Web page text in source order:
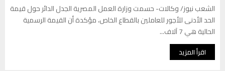
الشعب نيوز/ وكالات- حسمت وزارة العمل المصرية الجدل الدائر حول قيمة
الحد الأدنى للأجور للعاملين بالقطاع الخاص، مؤكدة أن القيمة الرسمية
الحالية هي 7 آلاف...
اقرأ المزيد